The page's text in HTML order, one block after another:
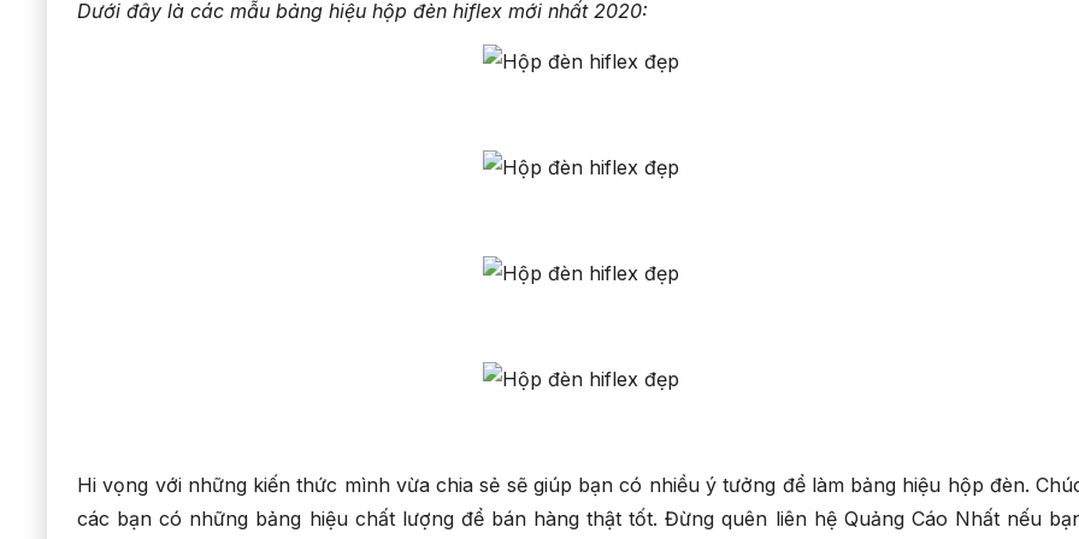
Dưới đây là các mẫu bảng hiệu hộp đèn hiflex mới nhất 2020:
Hi vọng với những kiến thức mình vừa chia sẻ sẽ giúp bạn có nhiều ý tưởng để làm bảng hiệu hộp đèn.
các bạn có những bảng hiệu chất lượng để bán hàng thật tốt. Đừng quên liên hệ Quảng Cáo Nhất nếu